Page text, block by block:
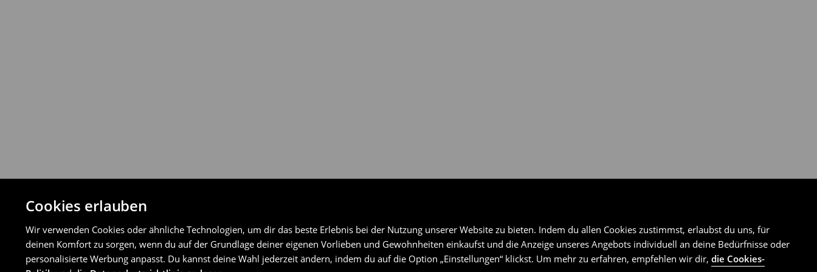
Cookies erlauben
Wir verwenden Cookies oder ähnliche Technologien, um dir das beste Erlebnis bei der Nutzung unserer Website zu bieten. Indem du allen Cookies zustimmst, erlaubst du uns, für
deinen Komfort zu sorgen, wenn du auf der Grundlage deiner eigenen Vorlieben und Gewohnheiten einkaufst und die Anzeige unseres Angebots individuell an deine Bedürfnisse oder
personalisierte Werbung anpasst. Du kannst deine Wahl jederzeit ändern, indem du auf die Option „Einstellungen“ klickst. Um mehr zu erfahren, empfehlen wir dir, die Cookies-